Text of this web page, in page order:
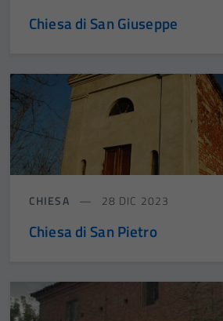
Chiesa di San Giuseppe
CHIESA 28 DIC 2023
Chiesa di San Pietro